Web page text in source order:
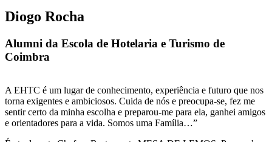
Diogo Rocha
Alumni da Escola de Hotelaria e Turismo de
Coimbra
A EHTC é um lugar de conhecimento, experiência e futuro que nos
torna exigentes e ambiciosos. Cuida de nós e preocupa-se, fez me
sentir certo da minha escolha e preparou-me para ela, ganhei amigos
e orientadores para a vida. Somos uma Família…”